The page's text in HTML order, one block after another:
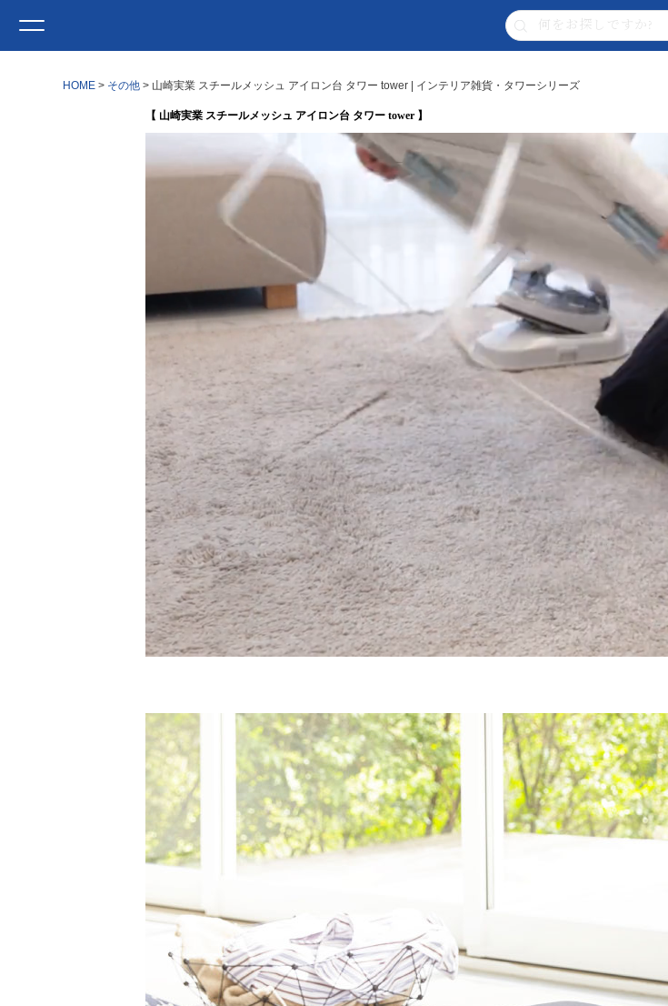
HOME その他 山崎実業 スチールメッシュ アイロン台 タワー tower | インテリア雑貨・タワーシリーズ
【 山崎実業 スチールメッシュ アイロン台 タワー tower 】